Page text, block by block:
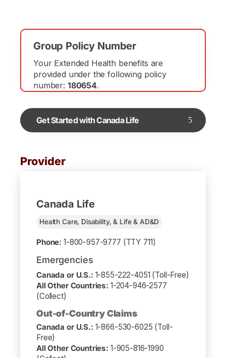
Biweekly Plan Costs
Plan
Type
Plan
Year
Full-
Time
Part-Time
Saskatchewan
Single
2025-
2026
$5.76
$4.05
2027
2025-
2026
2027
2026
2026-
6,75 $
Famille
2025-
2026
2027
16,54 $
$
Group Policy Number
Your Extended Health benefits are
provided under the following policy
number: 180654.
Get Started with Canada Life
Provider
Canada Life
Health Care, Disability, & Life & AD&D
Phone: 1-800-957-9777 (TTY 711)
Emergencies
Canada or U.S.: 1-855-222-4051 (Toll-Free)
All Other Countries: 1-204-946-2577
(Collect)
Out-of-Country Claims
Canada or U.S.: 1-866-530-6025 (Toll-
Free)
All Other Countries: 1-905-816-1990